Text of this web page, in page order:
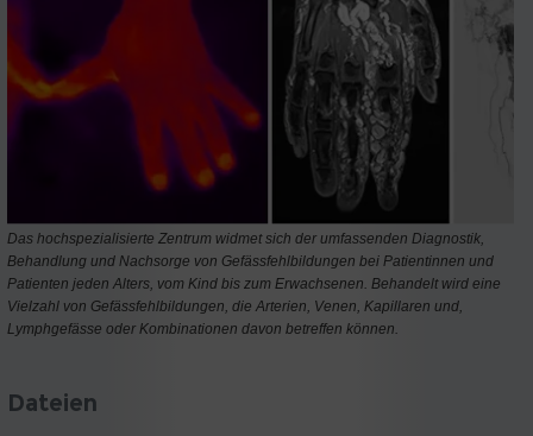
Das hochspezialisierte Zentrum widmet sich der umfassenden Diagnostik,
Behandlung und Nachsorge von Gefässfehlbildungen bei Patientinnen und
Patienten jeden Alters, vom Kind bis zum Erwachsenen. Behandelt wird eine
Vielzahl von Gefässfehlbildungen, die Arterien, Venen, Kapillaren und,
Lymphgefässe oder Kombinationen davon betreffen können.
Dateien